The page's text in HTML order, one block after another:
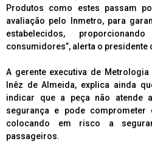
Produtos como estes passam
avaliação pelo Inmetro, para
estabelecidos,
consumidores”, alerta o presidente
A gerente executiva de
Inêz de Almeida, explica ainda
indicar que a peça não atende
segurança e pode comprometer
colocando em risco a
passageiros.